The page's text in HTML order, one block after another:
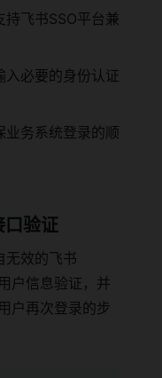
飞书SSO平台兼
入必要的身份认证
业务系统登录的顺
口验证
无效的飞书
户信息验证，并
户再次登录的步